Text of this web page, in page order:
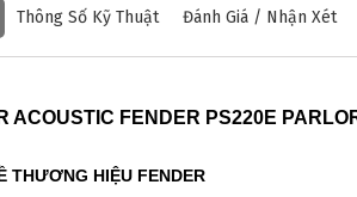
Thông Số Kỹ Thuật Đánh Giá / Nhận Xét
ACOUSTIC FENDER PS220E
THƯƠNG HIỆU FENDER